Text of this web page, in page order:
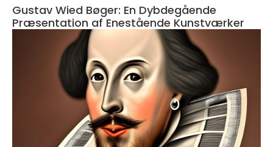
Gustav Wied Bøger: En Dybdegående
Præsentation af Enestående Kunstværker